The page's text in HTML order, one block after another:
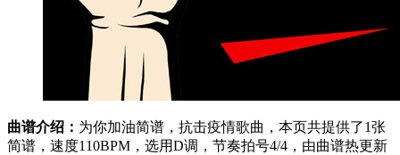
曲谱介绍： 为你加油简谱，抗击疫情歌曲，本页共提供了1张
简谱，速度110BPM，选用D调，节奏拍号4/4，由曲谱热更新